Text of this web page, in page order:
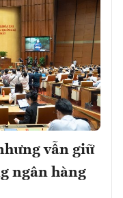
vẫn giữ
ngân hàng